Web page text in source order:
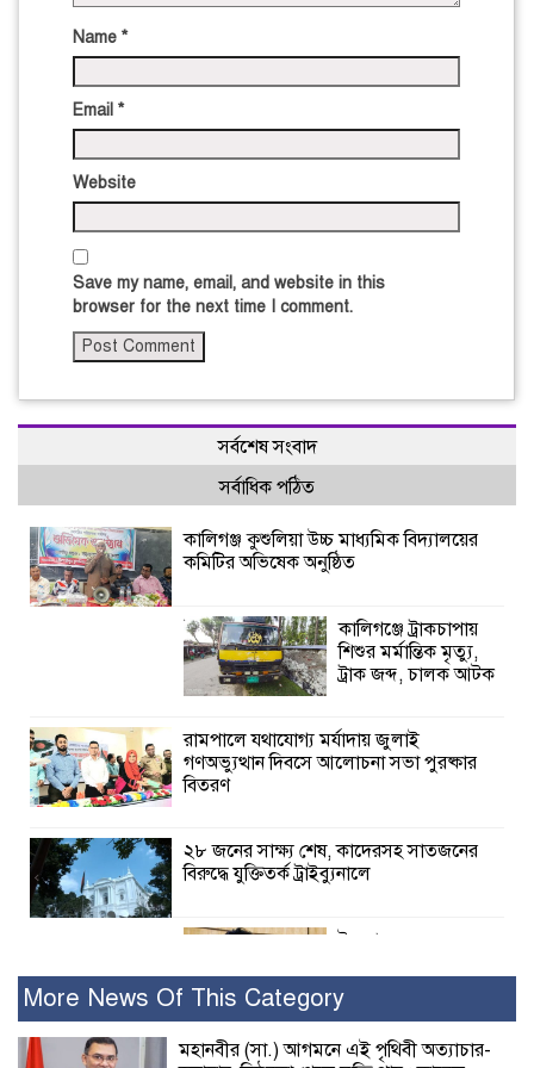
Name *
Email *
Website
Save my name, email, and website in this
browser for the next time I comment.
সর্বশেষ সংবাদ
সর্বাধিক পঠিত
কালিগঞ্জ কুশুলিয়া উচ্চ মাধ্যমিক বিদ্যালয়ের
কমিটির অভিষেক অনুষ্ঠিত
কালিগঞ্জে ট্রাকচাপায়
শিশুর মর্মান্তিক মৃত্যু,
ট্রাক জব্দ, চালক আটক
রামপালে যথাযোগ্য মর্যাদায় জুলাই
গণঅভ্যুত্থান দিবসে আলোচনা সভা পুরষ্কার
বিতরণ
২৮ জনের সাক্ষ্য শেষ, কাদেরসহ সাতজনের
বিরুদ্ধে যুক্তিতর্ক ট্রাইব্যুনালে
ইসলামের সবচেয়ে
নুর
More News Of This Category
মহানবীর (সা.) আগমনে এই পৃথিবী অত্যাচার-